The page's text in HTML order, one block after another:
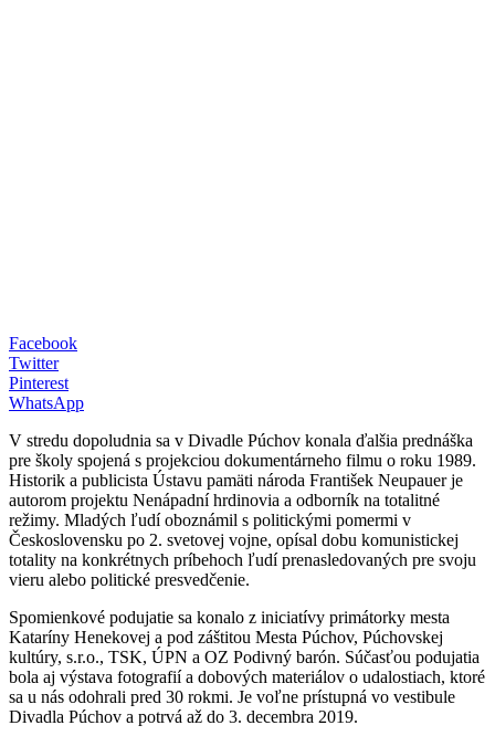
Facebook
Twitter
Pinterest
WhatsApp
V stredu dopoludnia sa v Divadle Púchov konala ďalšia prednáška
pre školy spojená s projekciou dokumentárneho filmu o roku 1989.
Historik a publicista Ústavu pamäti národa František Neupauer je
autorom projektu Nenápadní hrdinovia a odborník na totalitné
režimy. Mladých ľudí oboznámil s politickými pomermi v
Československu po 2. svetovej vojne, opísal dobu komunistickej
totality na konkrétnych príbehoch ľudí prenasledovaných pre svoju
vieru alebo politické presvedčenie.
Spomienkové podujatie sa konalo z iniciatívy primátorky mesta
Kataríny Henekovej a pod záštitou Mesta Púchov, Púchovskej
kultúry, s.r.o., TSK, ÚPN a OZ Podivný barón. Súčasťou podujatia
bola aj výstava fotografií a dobových materiálov o udalostiach, ktoré
sa u nás odohrali pred 30 rokmi. Je voľne prístupná vo vestibule
Divadla Púchov a potrvá až do 3. decembra 2019.